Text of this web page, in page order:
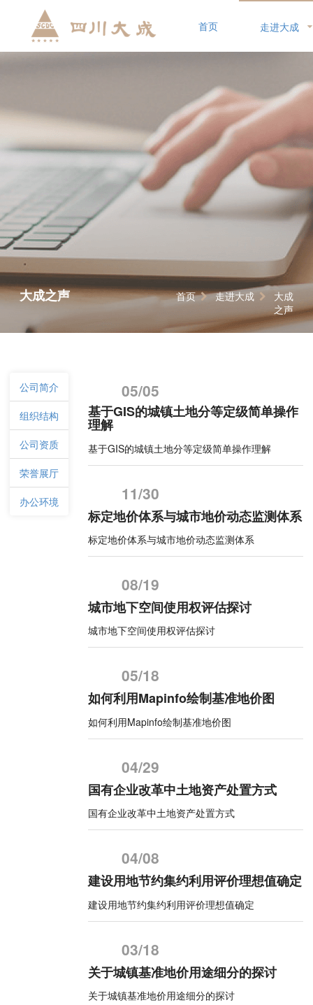
首页 走进大成
大成之声 首页 走进大成
大成
之声
公司简介
组织结构
公司资质
荣誉展厅
办公环境
05/05
基于GIS的城镇土地分等定级简单操作
理解
基于GIS的城镇土地分等定级简单操作理解
11/30
标定地价体系与城市地价动态监测体系
标定地价体系与城市地价动态监测体系
08/19
城市地下空间使用权评估探讨
城市地下空间使用权评估探讨
05/18
如何利用Mapinfo绘制基准地价图
如何利用Mapinfo绘制基准地价图
04/29
国有企业改革中土地资产处置方式
国有企业改革中土地资产处置方式
04/08
建设用地节约集约利用评价理想值确定
建设用地节约集约利用评价理想值确定
03/18
关于城镇基准地价用途细分的探讨
关于城镇基准地价用途细分的探讨